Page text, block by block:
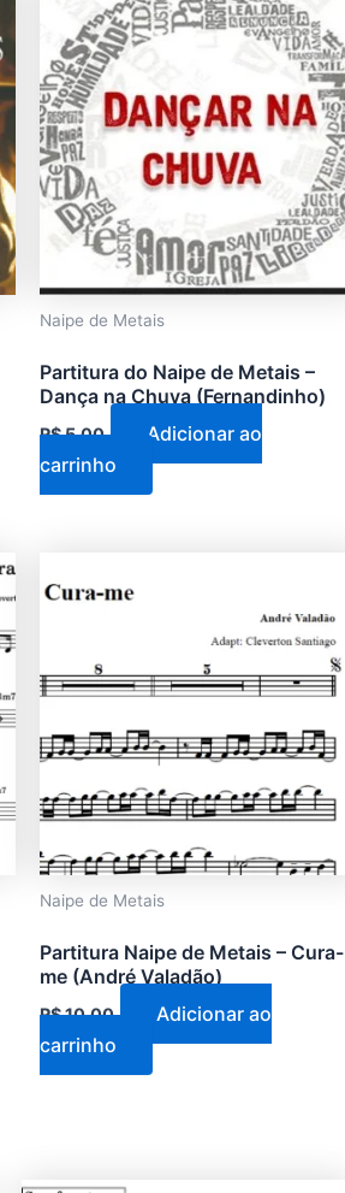
Naipe de Metais
Partitura do Naipe de Metais –
Dança na Chuva (Fernandinho)
R$5,00
Adicionar ao
carrinho
Naipe de Metais
Partitura Naipe de Metais – Cura-
me (André Valadão)
R$10,00
Adicionar ao
carrinho